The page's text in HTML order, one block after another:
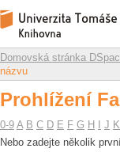
Prohlížení
Repozitář DSpace/
Domovská stránka
názvu
Prohlížení
0-9 A B C D E F G H J K
Nebo zadejte několik